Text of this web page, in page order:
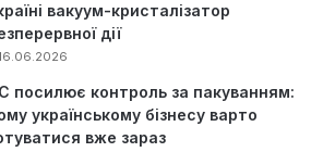
вакуум-кристалізатор
дії
посилює контроль за пакуванням:
українському бізнесу варто
вже зараз